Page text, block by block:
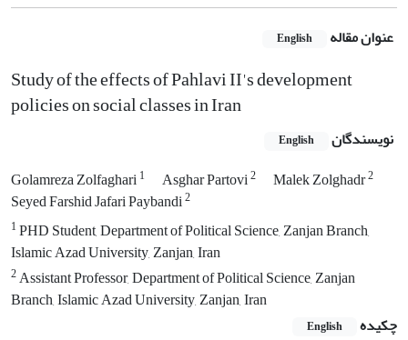
عنوان مقاله English
Study of the effects of Pahlavi II's development
policies on social classes in Iran
نویسندگان English
Golamreza Zolfaghari1 Asghar Partovi2 Malek Zolghadr2
Seyed Farshid Jafari Paybandi2
1PHD Student, Department of Political Science, Zanjan Branch,
Islamic Azad University, Zanjan, Iran
2Assistant Professor, Department of Political Science, Zanjan
Branch, Islamic Azad University, Zanjan, Iran
چکیده
English